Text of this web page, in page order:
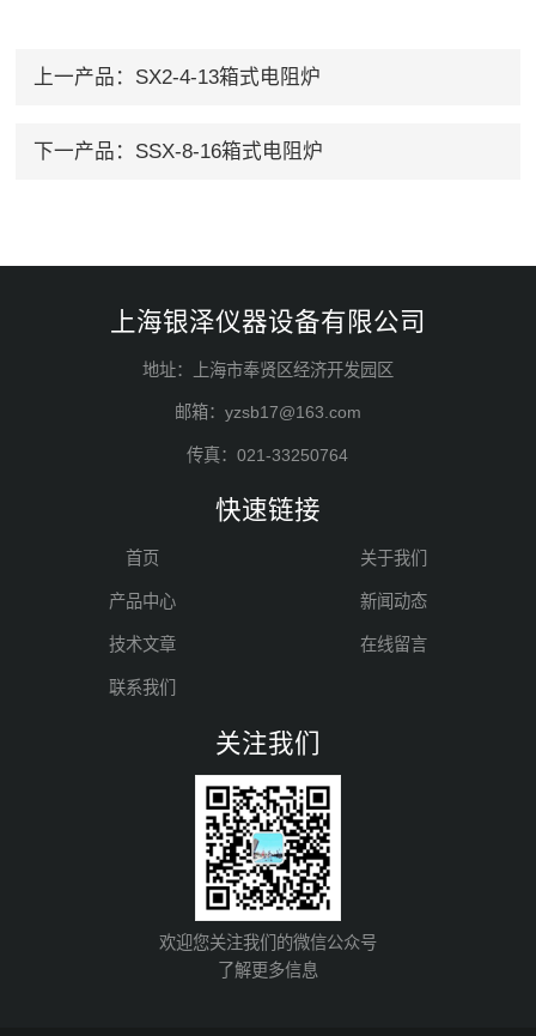
上一产品： SX2-4-13箱式电阻炉
下一产品： SSX-8-16箱式电阻炉
上海银泽仪器设备有限公司
地址：上海市奉贤区经济开发园区
邮箱：yzsb17@163.com
传真：021-33250764
快速链接
首页 关于我们
产品中心 新闻动态
技术文章 在线留言
联系我们
关注我们
欢迎您关注我们的微信公众号
了解更多信息